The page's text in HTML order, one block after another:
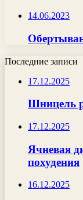
14.06.2023
Последние записи
17.12.2025
Шницель
17.12.2025
Ячневая
похудения
16.12.2025